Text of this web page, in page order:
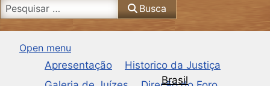
Busca
Open menu
Apresentação
Historico da Justiça
Brasil